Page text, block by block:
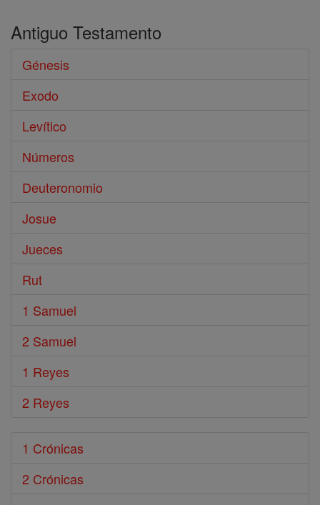
Antiguo Testamento
Génesis
Exodo
Levítico
Números
Deuteronomio
Josue
Jueces
Rut
1 Samuel
2 Samuel
1 Reyes
2 Reyes
1 Crónicas
2 Crónicas